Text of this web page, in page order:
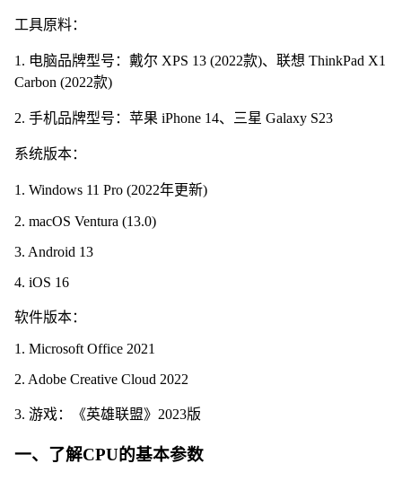
工具原料：
1. 电脑品牌型号：戴尔 XPS 13 (2022款)、联想 ThinkPad X1
Carbon (2022款)
2. 手机品牌型号：苹果 iPhone 14、三星 Galaxy S23
系统版本：
1. Windows 11 Pro (2022年更新)
2. macOS Ventura (13.0)
3. Android 13
4. iOS 16
软件版本：
1. Microsoft Office 2021
2. Adobe Creative Cloud 2022
3. 游戏：《英雄联盟》2023版
一、了解CPU的基本参数